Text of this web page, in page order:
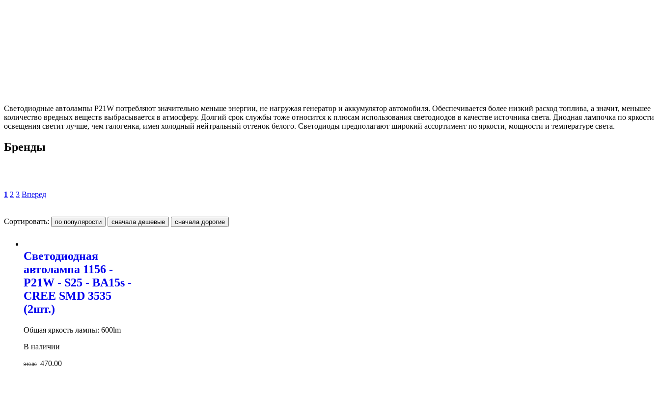
Светодиодные автолампы P21W потребляют значительно меньше энергии, не нагружая генератор и аккумулятор автомобиля. Обеспечивается более низкий расход топлива, а значит, меньшее
количество вредных веществ выбрасывается в атмосферу. Долгий срок службы тоже относится к плюсам использования светодиодов в качестве источника света. Диодная лампочка по яркости
освещения светит лучше, чем галогенка, имея холодный нейтральный оттенок белого. Светодиоды предполагают широкий ассортимент по яркости, мощности и температуре света.
Бренды
1 2 3 Вперед
Сортировать:
Светодиодная
автолампа 1156 -
P21W - S25 - BA15s -
CREE SMD 3535
(2шт.)
Общая яркость лампы: 600lm
В наличии
940.00 470.00